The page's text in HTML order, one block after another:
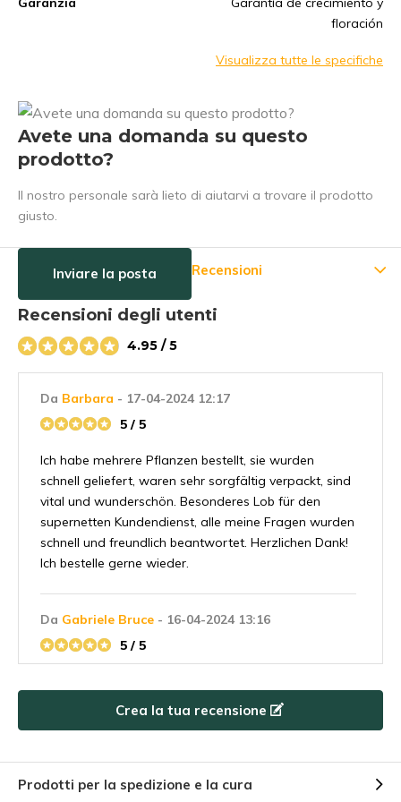
floración
Visualizza tutte le specifiche
Avete una domanda su questo
prodotto?
Il nostro personale sarà lieto di aiutarvi a trovare il prodotto
giusto.
Inviare la posta Recensioni
Recensioni degli utenti
4.95 / 5
Da Barbara - 17-04-2024 12:17
5 / 5
Ich habe mehrere Pflanzen bestellt, sie wurden
schnell geliefert, waren sehr sorgfältig verpackt, sind
vital und wunderschön. Besonderes Lob für den
supernetten Kundendienst, alle meine Fragen wurden
schnell und freundlich beantwortet. Herzlichen Dank!
Ich bestelle gerne wieder.
Da Gabriele Bruce - 16-04-2024 13:16
5 / 5
abgeholt, die pflanze sieht wohl kleiner aus als ich
weiterentwicklung!
Crea la tua recensione
Prodotti per la spedizione e la cura